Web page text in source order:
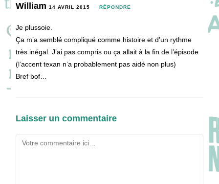
William14 AVRIL 2015 RÉPONDRE
Je plussoie.
Ça m’a semblé compliqué comme histoire et d’un rythme
très inégal. J’ai pas compris ou ça allait à la fin de l’épisode
(l’accent texan n’a probablement pas aidé non plus)
Bref bof…
Laisser un commentaire
Comment